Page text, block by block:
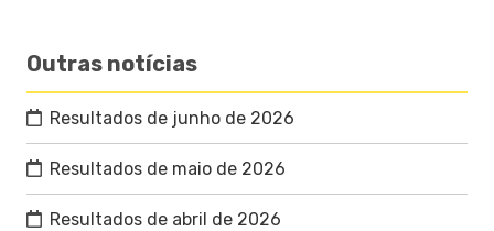
Outras notícias
Resultados de junho de 2026
Resultados de maio de 2026
Resultados de abril de 2026